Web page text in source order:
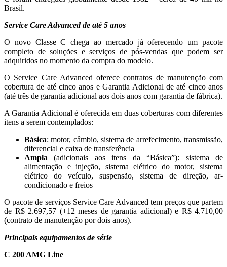
Brasil.
Service Care Advanced de até 5 anos
O novo Classe C chega ao mercado já oferecendo um pacote
completo de soluções e serviços de pós-vendas que podem ser
adquiridos no momento da compra do modelo.
O Service Care Advanced oferece contratos de manutenção com
cobertura de até cinco anos e Garantia Adicional de até cinco anos
(até três de garantia adicional aos dois anos com garantia de fábrica).
A Garantia Adicional é oferecida em duas coberturas com diferentes
itens a serem contemplados:
Básica: motor, câmbio, sistema de arrefecimento, transmissão,
diferencial e caixa de transferência
Ampla (adicionais aos itens da “Básica”): sistema de
alimentação e injeção, sistema elétrico do motor, sistema
elétrico do veículo, suspensão, sistema de direção, ar-
condicionado e freios
O pacote de serviços Service Care Advanced tem preços que partem
de R$ 2.697,57 (+12 meses de garantia adicional) e R$ 4.710,00
(contrato de manutenção por dois anos).
Principais equipamentos de série
C 200 AMG Line